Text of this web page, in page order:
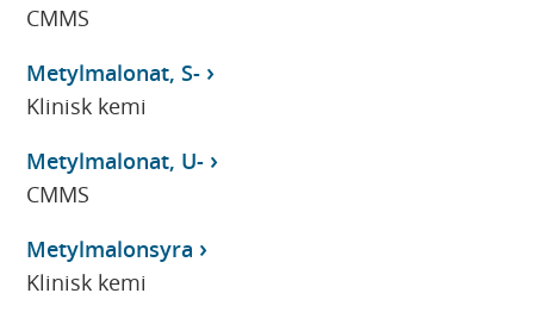
CMMS
Metylmalonat, S-
Klinisk kemi
Metylmalonat, U-
CMMS
Metylmalonsyra
Klinisk kemi